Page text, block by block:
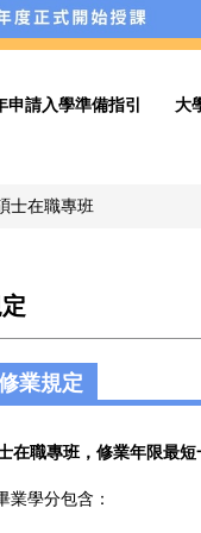
申請入學準備指引 大
士在職專班
業規定
在職專班，修業年限最
業學分包含：